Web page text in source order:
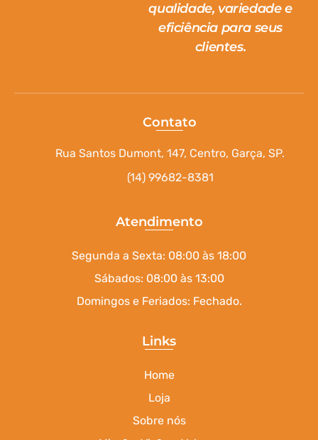
qualidade, variedade e
eficiência para seus
clientes.
Contato
Rua Santos Dumont, 147, Centro, Garça, SP.
(14) 99682-8381
Atendimento
Segunda a Sexta: 08:00 às 18:00
Sábados: 08:00 às 13:00
Domingos e Feriados: Fechado.
Links
Home
Loja
Sobre nós